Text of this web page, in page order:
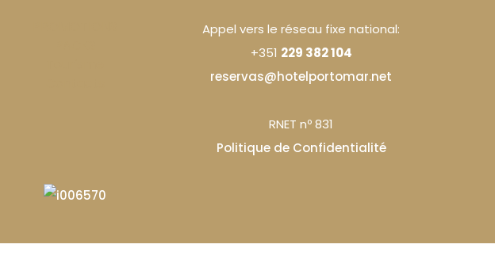
Appel vers le réseau fixe national:
+351 229 382 104
reservas@hotelportomar.net
RNET nº 831
Politique de Confidentialité